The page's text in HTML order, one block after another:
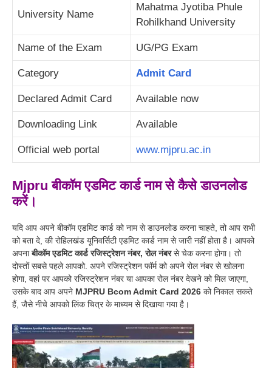
University Name
Mahatma Jyotiba Phule
Rohilkhand University
Name of the Exam UG/PG Exam
Category Admit Card
Declared Admit Card Available now
Downloading Link Available
Official web portal www.mjpru.ac.in
Mjpru बीकॉम एडमिट कार्ड नाम से कैसे डाउनलोड
करें।
यदि आप अपने बीकॉम एडमिट कार्ड को नाम से डाउनलोड करना चाहते, तो आप सभी
को बता दे, की रोहिलखंड यूनिवर्सिटी एडमिट कार्ड नाम से जारी नहीं होता है। आपको
अपनाबीकॉम एडमिट कार्ड रजिस्ट्रेशन नंबर, रोल नंबरसे चेक करना होगा। तो
दोस्तों सबसे पहले आपको. अपने रजिस्ट्रेशन फॉर्म को अपने रोल नंबर से खोलना
होगा, वहां पर आपको रजिस्ट्रेशन नंबर या आपका रोल नंबर देखने को मिल जाएगा,
उसके बाद आप अपने MJPRU Bcom Admit Card 2026 को निकाल सकते
हैं, जैसे नीचे आपको लिंक चित्र के माध्यम से दिखाया गया है।